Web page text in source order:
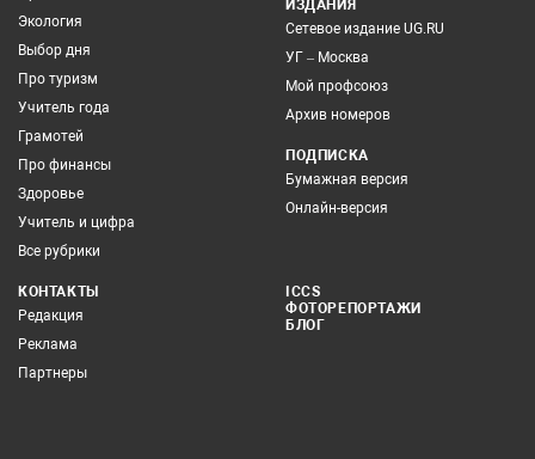
Экология
Выбор дня
Про туризм
Учитель года
Грамотей
Про финансы
Здоровье
Учитель и цифра
Все рубрики
ИЗДАНИЯ
Сетевое издание UG.RU
УГ – Москва
Мой профсоюз
Архив номеров
ПОДПИСКА
Бумажная версия
Онлайн-версия
КОНТАКТЫ
Редакция
Реклама
Партнеры
ICCS
ФОТОРЕПОРТАЖИ
БЛОГ